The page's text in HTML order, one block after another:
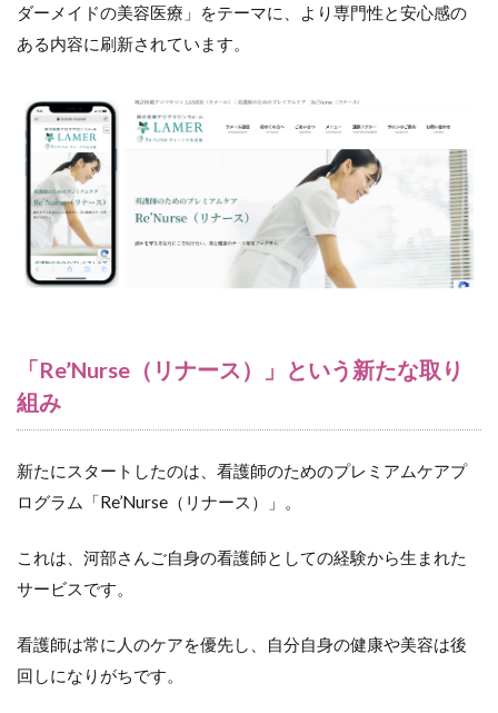
ダーメイドの美容医療」をテーマに、より専門性と安心感の
ある内容に刷新されています。
「Re’Nurse（リナース）」という新たな取り
組み
新たにスタートしたのは、看護師のためのプレミアムケアプ
ログラム「Re’Nurse（リナース）」。
これは、河部さんご自身の看護師としての経験から生まれた
サービスです。
看護師は常に人のケアを優先し、自分自身の健康や美容は後
回しになりがちです。